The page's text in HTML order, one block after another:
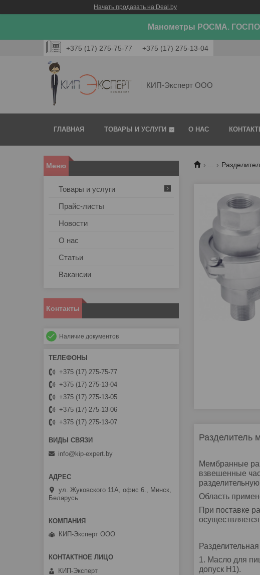
Начать продавать на Deal.by
Манометры РОСМА.
+375 (17) 275-75-77 +375 (17) 275-13-04
КИП-Эксперт ООО
ГЛАВНАЯ ТОВАРЫ И УСЛУГИ О НАС
...
Разделитель
Мембранные
взвешенные
Область
При поставке
1. Масло для
допуск H1).
Товары и услуги
Прайс-листы
Новости
О нас
Статьи
Вакансии
Контакты
Наличие документов
+375 (17) 275-75-77
+375 (17) 275-13-04
+375 (17) 275-13-05
+375 (17) 275-13-06
+375 (17) 275-13-07
info@kip-expert.by
ул. Жуковского 11А, офис 6., Минск,
Беларусь
КИП-Эксперт ООО
КИП-Эксперт